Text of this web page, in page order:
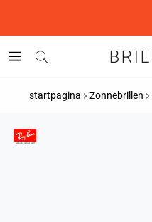
startpagina Zonnebrillen